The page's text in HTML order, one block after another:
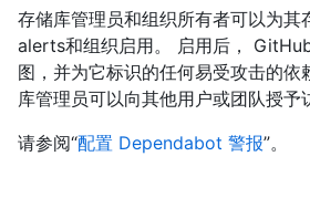
存储库管理员和组织所有者可以为
alerts和组织启用。 启用后，
图，并为它标识的任何易受攻击的依
库管理员可以向其他用户或团队授予
请参阅“配置 Dependabot 警报”。